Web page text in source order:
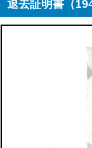
退去証明書（